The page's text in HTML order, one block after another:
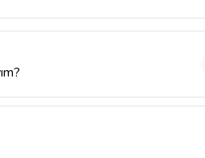
Böylece istediğiniz zaman diliminde